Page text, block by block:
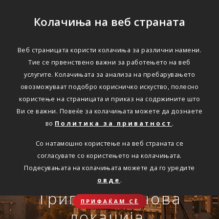
Колачиња на веб страната
Веб страницата користи колачиња за различни намени.
Тие се првенствено важни за работењето на веб
услугите. Колачињата за анализа на пребарувањето
овозможуваат подобро корисничко искуство, полесно
користење на страницата и приказ на содржините што
Ви се важни. Повеќе за колачињата можете да дознаете
во Политика за приватност .
Со натамошно користење на веб страната се
согласувате со користењето на колачињата.
Подесувањата на колачињата можете да го уредите
овде .
ПРИФАЌАМ СЀ
Триглав на нова
Сѐ ќе биде во ред
Совет, информација или инспирација за секоја животна
Онлајн пријава на
осигурен случај преку
OneID
Travel Smart и Travel
Smart Plus
Едноставно преку
интернет
АВТОМОБИЛСКА ОДГОВОРНОСТ
Oнлајн обнова на осигурување.
ЗДРАВСТВЕНО ПАТНИЧКО